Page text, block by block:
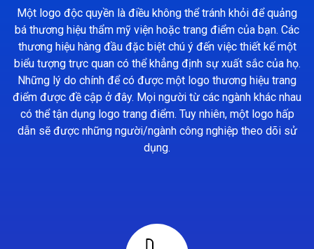
Một logo độc quyền là điều không thể tránh khỏi để quảng
bá thương hiệu thẩm mỹ viện hoặc trang điểm của bạn. Các
thương hiệu hàng đầu đặc biệt chú ý đến việc thiết kế một
biểu tượng trực quan có thể khẳng định sự xuất sắc của họ.
Những lý do chính để có được một logo thương hiệu trang
điểm được đề cập ở đây. Mọi người từ các ngành khác nhau
có thể tận dụng logo trang điểm. Tuy nhiên, một logo hấp
dẫn sẽ được những người/ngành công nghiệp theo dõi sử
dụng.